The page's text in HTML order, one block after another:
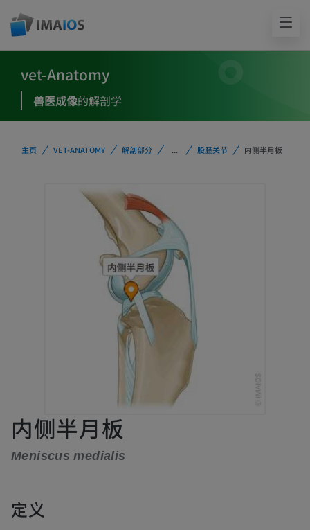
vet-Anatomy
兽医成像的解剖学
主页 VET-ANATOMY 解剖部分 ... 股胫关节 内侧半月板
内侧半月板
Meniscus medialis
定义